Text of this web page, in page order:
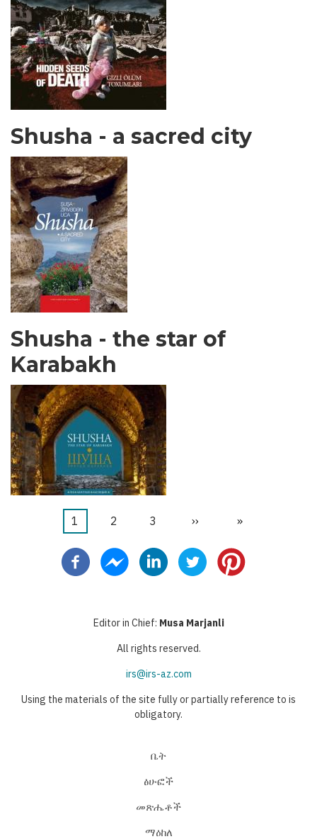
Shusha - a sacred city
Shusha - the star of
Karabakh
Pagination
Current
1 ገጽ
2 ገጽ
3
Next
››
Last
»
Editor in Chief: Musa Marjanli
All rights reserved.
irs@irs-az.com
Using the materials of the site fully or partially reference to is
obligatory.
ቤት
ፅሁፎች
መጽሔቶች
ማዕከለ